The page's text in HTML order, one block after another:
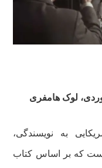
لوک هامفری
به نویسندگی،
است که بر اساس کتاب